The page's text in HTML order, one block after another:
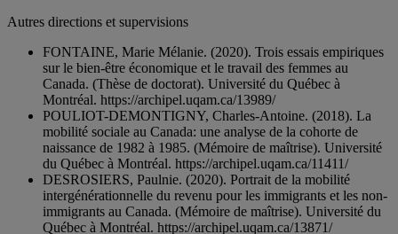
Autres directions et supervisions
FONTAINE, Marie Mélanie. (2020). Trois essais empiriques
sur le bien-être économique et le travail des femmes au
Canada. (Thèse de doctorat). Université du Québec à
Montréal. https://archipel.uqam.ca/13989/
POULIOT-DEMONTIGNY, Charles-Antoine. (2018). La
mobilité sociale au Canada: une analyse de la cohorte de
naissance de 1982 à 1985. (Mémoire de maîtrise). Université
du Québec à Montréal. https://archipel.uqam.ca/11411/
DESROSIERS, Paulnie. (2020). Portrait de la mobilité
intergénérationnelle du revenu pour les immigrants et les non-
immigrants au Canada. (Mémoire de maîtrise). Université du
Québec à Montréal. https://archipel.uqam.ca/13871/